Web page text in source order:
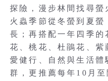
探險，漫步林間找尋螢
火蟲季節從冬螢到夏
長；再搭配一年四季的
花、桃花、杜鵑花、紫
愛健行、自然與生活體
群，更推薦每年10月